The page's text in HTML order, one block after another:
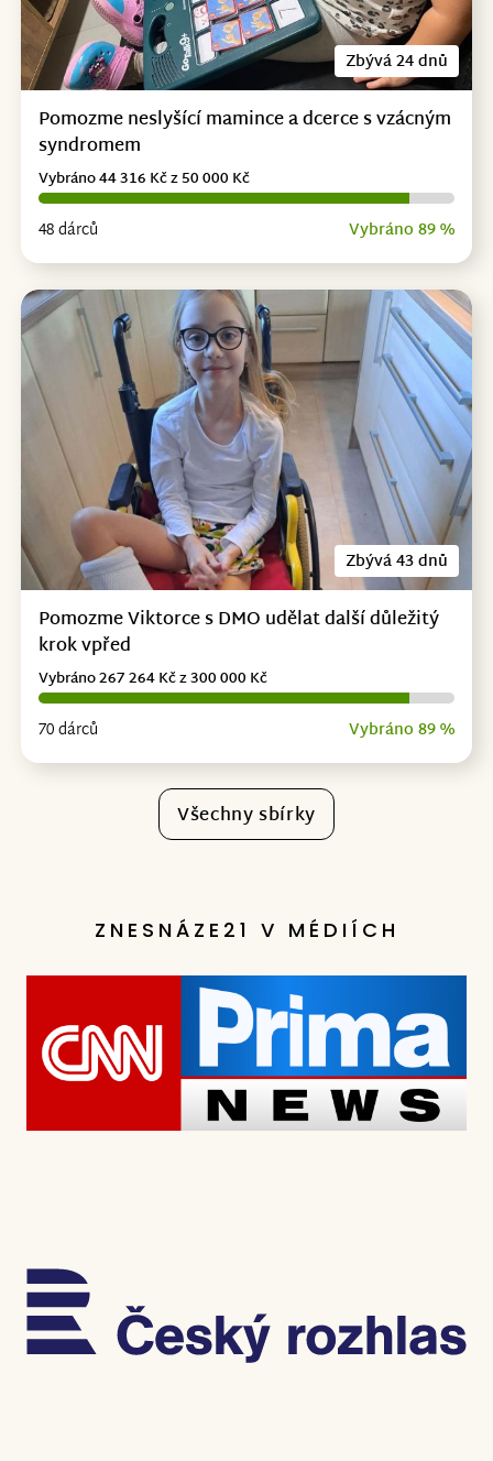
Zbývá 24 dnů
Pomozme neslyšící mamince a dcerce s vzácným
syndromem
48 dárců Vybráno 89 %
Vybráno 44 316 Kč z 50 000 Kč
Zbývá 43 dnů
Pomozme Viktorce s DMO udělat další důležitý
krok vpřed
70 dárců Vybráno 89 %
Vybráno 267 264 Kč z 300 000 Kč
Všechny sbírky
ZNESNÁZE21 V MÉDIÍCH